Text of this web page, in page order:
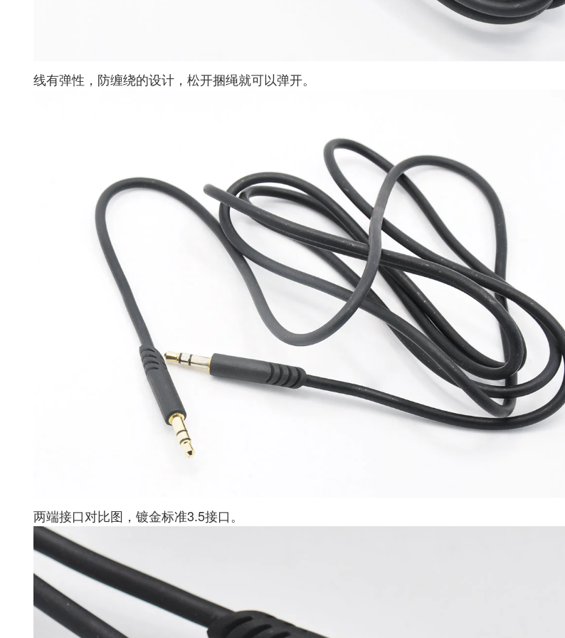
线有弹性，防缠绕的设计，松开捆绳就可以弹开。
两端接口对比图，镀金标准3.5接口。